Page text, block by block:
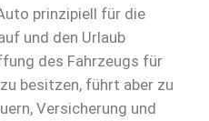
prinzipiell für die
und den Urlaub
des Fahrzeugs für
besitzen, führt aber zu
Versicherung und